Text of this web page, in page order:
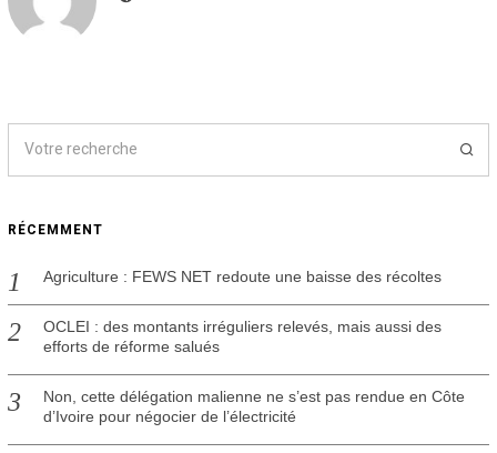
RÉCEMMENT
Agriculture : FEWS NET redoute une baisse des récoltes
OCLEI : des montants irréguliers relevés, mais aussi des
efforts de réforme salués
Non, cette délégation malienne ne s’est pas rendue en Côte
d’Ivoire pour négocier de l’électricité